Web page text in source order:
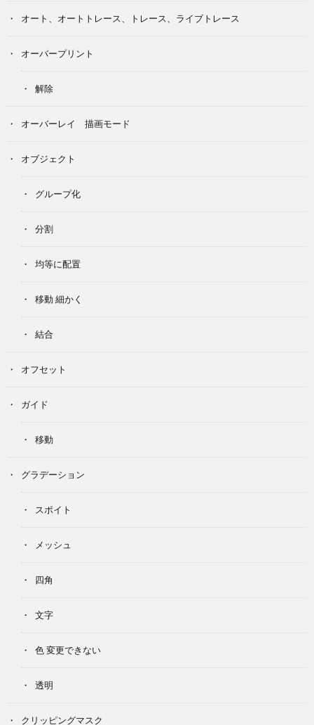
オート、オートトレース、トレース、ライブトレース
オーバープリント
解除
オーバーレイ 描画モード
オブジェクト
グループ化
分割
均等に配置
移動 細かく
結合
オフセット
ガイド
移動
グラデーション
スポイト
メッシュ
四角
文字
色 変更できない
透明
クリッピングマスク